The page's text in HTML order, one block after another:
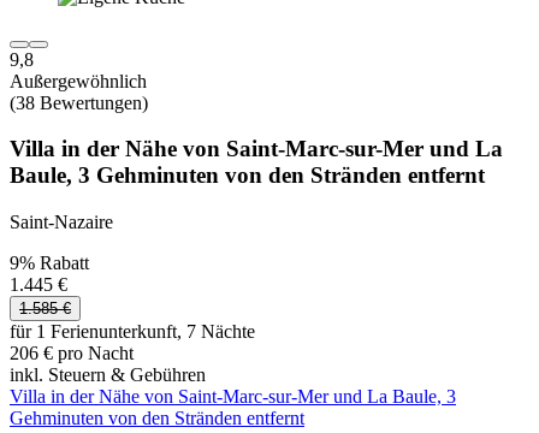
9,8
Außergewöhnlich
(38 Bewertungen)
Villa in der Nähe von Saint-Marc-sur-Mer und La
Baule, 3 Gehminuten von den Stränden entfernt
Saint-Nazaire
9% Rabatt
1.445 €
1.585 €
für 1 Ferienunterkunft, 7 Nächte
206 € pro Nacht
inkl. Steuern & Gebühren
Villa in der Nähe von Saint-Marc-sur-Mer und La Baule, 3
Gehminuten von den Stränden entfernt